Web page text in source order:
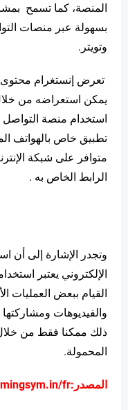
المنصة، كما تسمح
بسهولة عبر منصات
وتويتر.
تعرض إنستغرام
يمكن استعراضه من
استخدام منصة
تطبيق خاص بالهواتف
متوافر على شبكة
الرابط الخاص به .
وتجدر الإشارة إلى أن
الإلكتروني يعتبر
القيام ببعض العمليات
والفيديوهات
ذلك ممكنا فقط من
المحمولة.
المصدر:fr/